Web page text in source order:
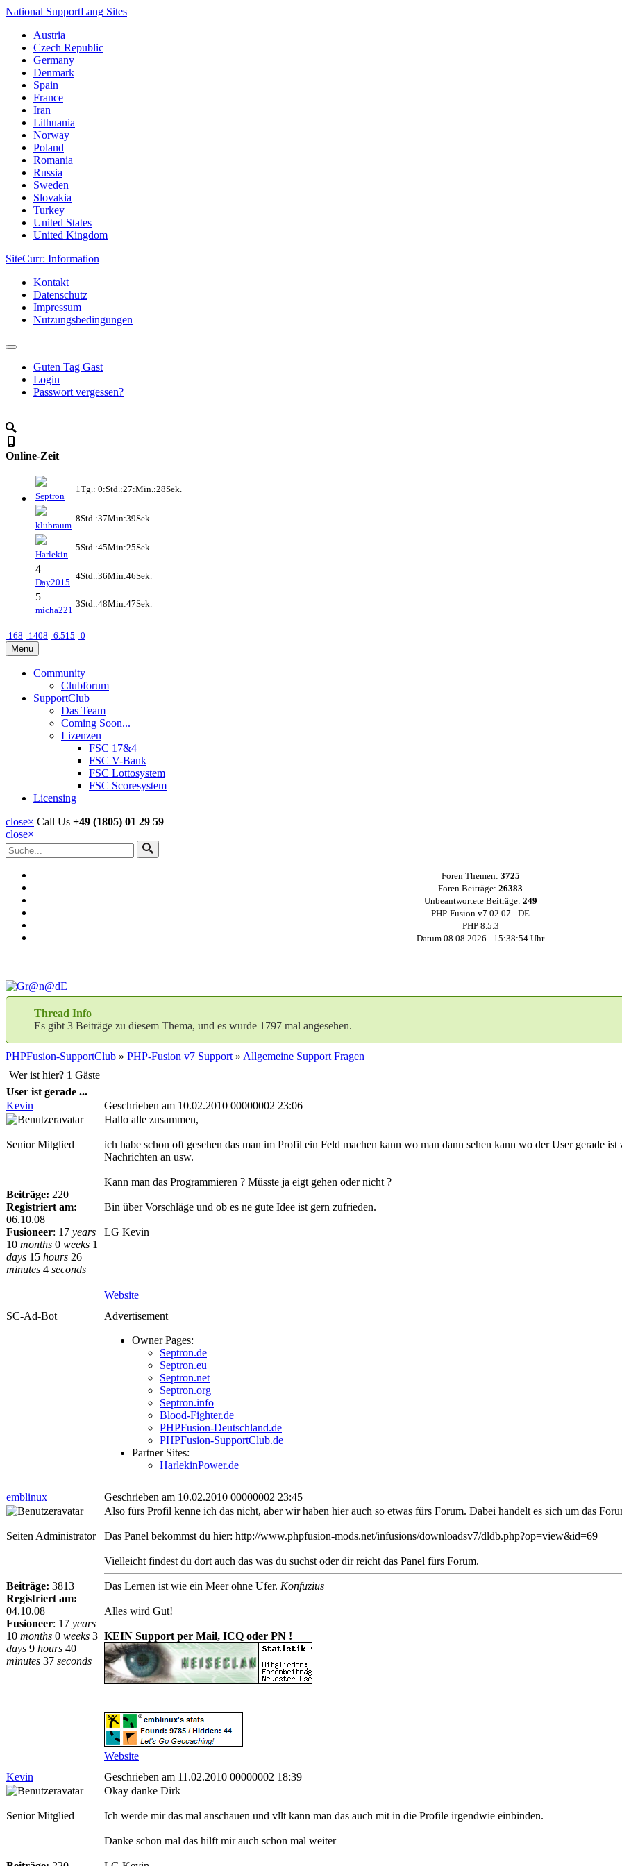
National SupportLang Sites
Austria
Czech Republic
Germany
Denmark
Spain
France
Iran
Lithuania
Norway
Poland
Romania
Russia
Sweden
Slovakia
Turkey
United States
United Kingdom
SiteCurr: Information
Kontakt
Datenschutz
Impressum
Nutzungsbedingungen
Guten Tag Gast
Login
Passwort vergessen?
Online-Zeit
Septron
1Tg.: 0:Std.:27:Min.:28Sek.
klubraum
8Std.:37Min:39Sek.
Harlekin
5Std.:45Min:25Sek.
4
Day2015
4Std.:36Min:46Sek.
5
micha221
3Std.:48Min:47Sek.
168 1408 6.515 0
Menu
Community
Clubforum
SupportClub
Das Team
Coming Soon...
Lizenzen
FSC 17&4
FSC V-Bank
FSC Lottosystem
FSC Scoresystem
Licensing
close× Call Us +49 (1805) 01 29 59
close×
Foren Themen: 3725
Foren Beiträge: 26383
Unbeantwortete Beiträge: 249
PHP-Fusion v7.02.07 - DE
PHP 8.5.3
Datum 08.08.2026 - 15:38:55 Uhr
Thread Info
Es gibt 3 Beiträge zu diesem Thema, und es wurde 1797 mal angesehen.
PHPFusion-SupportClub » PHP-Fusion v7 Support » Allgemeine Support Fragen
Wer ist hier? 1 Gäste
User ist gerade ...
Kevin
Geschrieben am 10.02.2010 00000002 23:06
Senior Mitglied
Beiträge: 220
Registriert am:
06.10.08
Fusioneer: 17 years
10 months 0 weeks 1
days 15 hours 26
minutes 4 seconds
Hallo alle zusammen,
ich habe schon oft gesehen das man im Profil ein Feld machen kann wo man dann sehen kann wo der User gerade
Nachrichten an usw.
Kann man das Programmieren ? Müsste ja eigt gehen oder nicht ?
Bin über Vorschläge und ob es ne gute Idee ist gern zufrieden.
LG Kevin
Website
SC-Ad-Bot
Advertisement
Owner Pages:
Septron.de
Septron.eu
Septron.net
Septron.org
Septron.info
Blood-Fighter.de
PHPFusion-Deutschland.de
PHPFusion-SupportClub.de
Partner Sites:
HarlekinPower.de
emblinux Geschrieben am 10.02.2010 00000002 23:45
Seiten Administrator
Beiträge: 3813
Registriert am:
04.10.08
Fusioneer: 17 years
10 months 0 weeks 3
days 9 hours 40
minutes 37 seconds
Also fürs Profil kenne ich das nicht, aber wir haben hier auch so etwas fürs Forum. Dabei handelt es sich um das
Das Panel bekommst du hier: http://www.phpfusion-mods.net/infusions/downloadsv7/dldb.php?op=view&id=69
Vielleicht findest du dort auch das was du suchst oder dir reicht das Panel fürs Forum.
Das Lernen ist wie ein Meer ohne Ufer. Konfuzius
Alles wird Gut!
KEIN Support per Mail, ICQ oder PN !
Website
Kevin
Geschrieben am 11.02.2010 00000002 18:39
Senior Mitglied
Okay danke Dirk
Ich werde mir das mal anschauen und vllt kann man das auch mit in die Profile irgendwie einbinden.
Danke schon mal das hilft mir auch schon mal weiter